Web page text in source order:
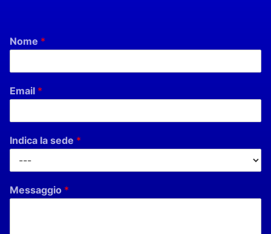
Nome *
Email *
Indica la sede *
Messaggio *